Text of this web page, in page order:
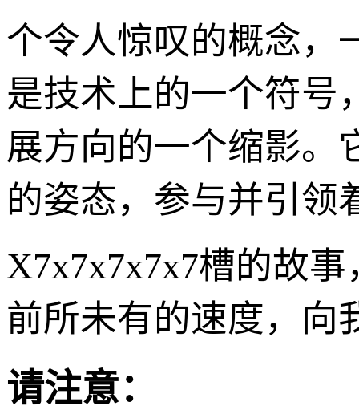
个令人惊叹的概念，
是技术上的一个符号
展方向的一个缩影。
的姿态，参与并引领
X7x7x7x7x7槽的故
前所未有的速度，向
请注意：